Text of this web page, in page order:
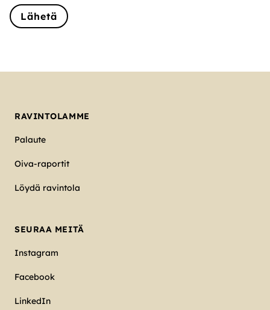
Lähetä
RAVINTOLAMME
Palaute
Oiva-raportit
Löydä ravintola
SEURAA MEITÄ
Instagram
Facebook
LinkedIn